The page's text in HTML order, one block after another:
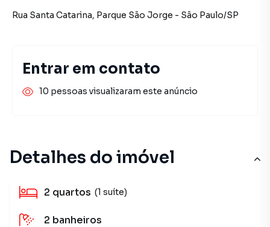
Detalhes do imóvel
2 quartos (1 suíte)
2 banheiros
Rua Santa Catarina, Parque São Jorge - São Paulo/SP
Entrar em contato
10 pessoas visualizaram este anúncio